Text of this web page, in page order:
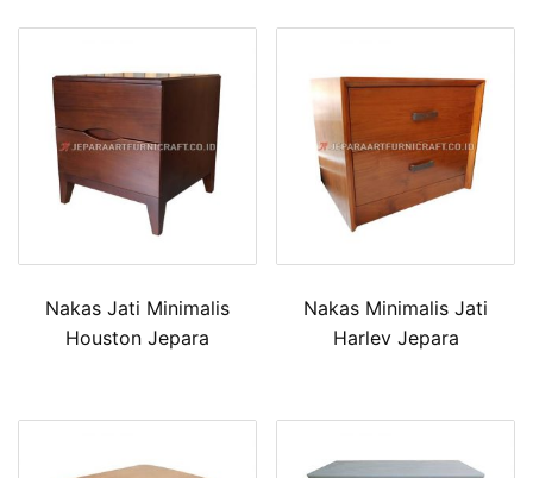
Nakas Jati Minimalis
Houston Jepara
Nakas Minimalis Jati
Harlev Jepara